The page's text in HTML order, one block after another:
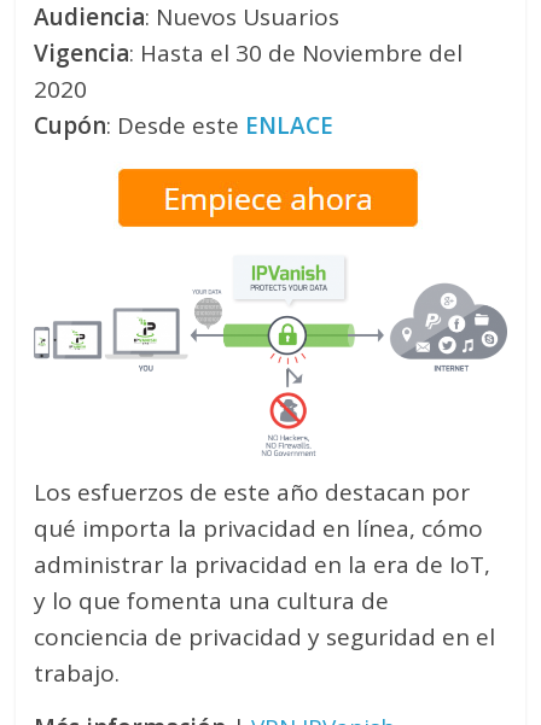
Audiencia: Nuevos Usuarios
Vigencia: Hasta el 30 de Noviembre del
2020
Cupón: Desde este ENLACE
Los esfuerzos de este año destacan por
qué importa la privacidad en línea, cómo
administrar la privacidad en la era de IoT,
y lo que fomenta una cultura de
conciencia de privacidad y seguridad en el
trabajo.